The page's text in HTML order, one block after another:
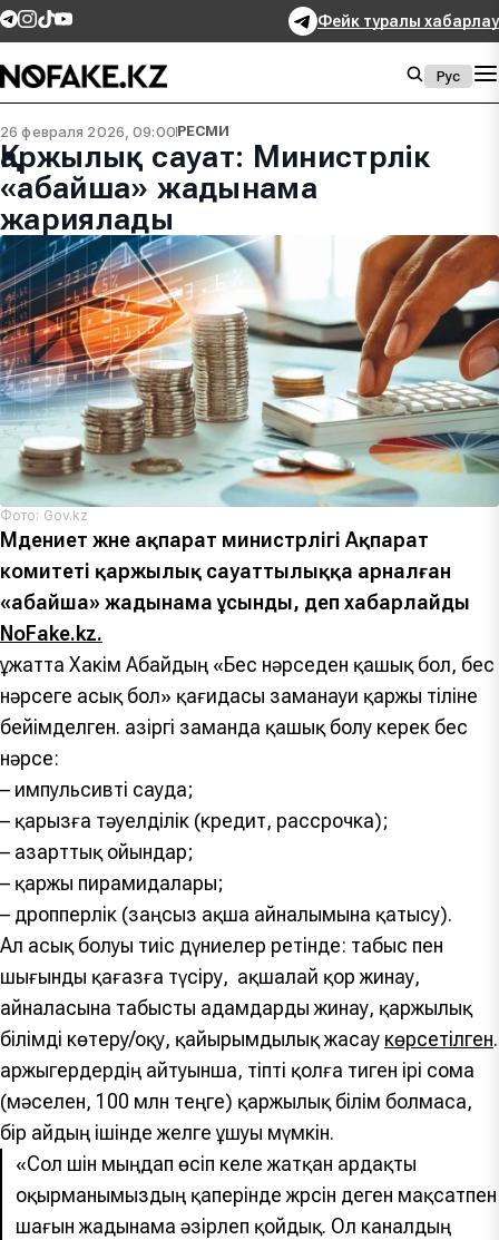
Фейк туралы хабарлау
Рус
26 февраля 2026, 09:00РЕСМИ
Қаржылық сауат: Министрлік
«абайша» жадынама
жариялады
Фото: Gov.kz
Мәдениет және ақпарат министрлігі Ақпарат
комитеті қаржылық сауаттылыққа арналған
«абайша» жадынама ұсынды, деп хабарлайды
NoFake.kz.
Құжатта Хакім Абайдың «Бес нәрседен қашық бол, бес
нәрсеге асық бол» қағидасы заманауи қаржы тіліне
бейімделген. Қазіргі заманда қашық болу керек бес
нәрсе:
– импульсивті сауда;
– қарызға тәуелділік (кредит, рассрочка);
– азарттық ойындар;
– қаржы пирамидалары;
– дропперлік (заңсыз ақша айналымына қатысу).
Ал асық болуы тиіс дүниелер ретінде: табыс пен
шығынды қағазға түсіру, ақшалай қор жинау,
айналасына табысты адамдарды жинау, қаржылық
білімді көтеру/оқу, қайырымдылық жасау көрсетілген.
Қаржыгердердің айтуынша, тіпті қолға тиген ірі сома
(мәселен, 100 млн теңге) қаржылық білім болмаса,
бір айдың ішінде желге ұшуы мүмкін.
«Сол үшін мыңдап өсіп келе жатқан ардақты
оқырманымыздың қаперінде жүрсін деген мақсатпен
шағын жадынама әзірлеп қойдық. Ол каналдың